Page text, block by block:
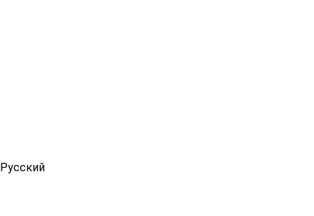
Русский